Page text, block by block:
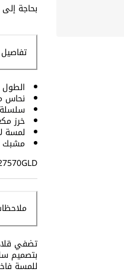
بحاجة
الطول 46 سم
نحاس
خرز
لمسة
مشبك
تضفي
بتصميم
للمسة